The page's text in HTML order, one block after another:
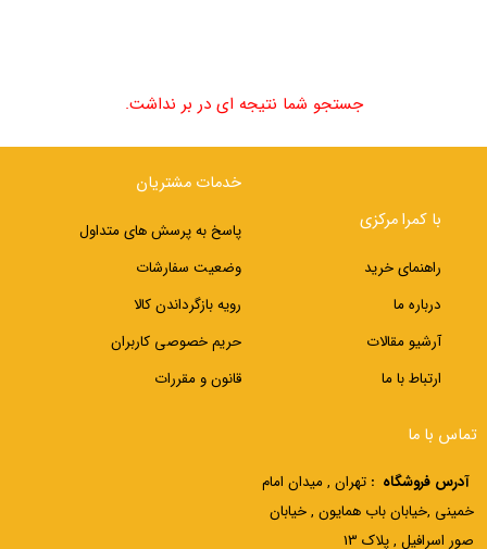
جستجو شما نتیجه ای در بر نداشت.
با کمرا مرکزی
راهنمای خرید
درباره ما
آرشیو مقالات
ارتباط با ما
خدمات مشتریان
پاسخ به پرسش های متداول
وضعیت سفارشات
رویه بازگرداندن کالا
حریم خصوصی کاربران
قانون و مقررات
تماس با ما
آدرس فروشگاه : تهران , میدان امام
خمینی ,خیابان باب همایون , خیابان
صور اسرافیل , پلاک 13